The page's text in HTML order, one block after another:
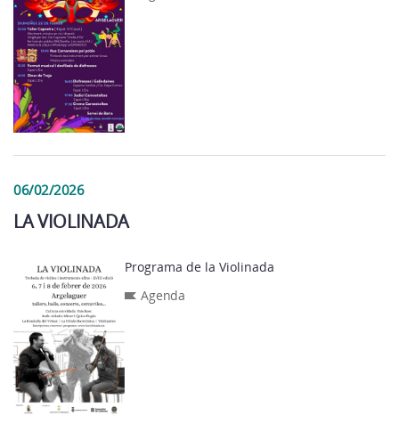
06/02/2026
LA VIOLINADA
Programa de la Violinada
Agenda